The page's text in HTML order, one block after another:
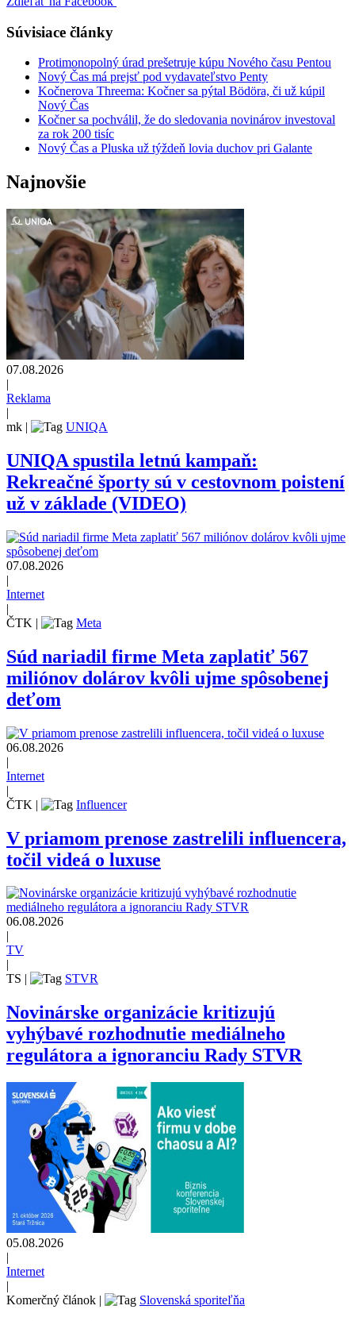
Súvisiace články
Protimonopolný úrad prešetruje kúpu Nového času Pentou
Nový Čas má prejsť pod vydavateľstvo Penty
Kočnerova Threema: Kočner sa pýtal Bödöra, či už kúpil
Nový Čas
Kočner sa pochválil, že do sledovania novinárov investoval
za rok 200 tisíc
Nový Čas a Pluska už týždeň lovia duchov pri Galante
Najnovšie
07.08.2026
|
Reklama
|
mk | UNIQA
UNIQA spustila letnú kampaň:
Rekreačné športy sú v cestovnom poistení
už v základe (VIDEO)
07.08.2026
|
Internet
|
ČTK | Meta
Súd nariadil firme Meta zaplatiť 567
miliónov dolárov kvôli ujme spôsobenej
deťom
06.08.2026
|
Internet
|
ČTK | Influencer
V priamom prenose zastrelili influencera,
točil videá o luxuse
06.08.2026
TV
TS
STVR
Novinárske organizácie kritizujú
vyhýbavé rozhodnutie mediálneho
regulátora a ignoranciu Rady STVR
05.08.2026
|
Internet
|
Komerčný článok | Slovenská sporiteľňa